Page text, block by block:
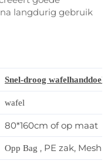
langdurig gebruik
Snel-droog wafelhanddoek
wafel
80*160cm of op maat
Opp Bag , PE zak, Mesh